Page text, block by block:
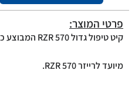
פרטי המוצר:
קיט טיפול גדול 570 RZR המבוצע כל 300 שעות.
מיועד לרייזר 570 RZR.